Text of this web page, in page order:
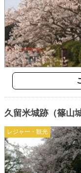
レジャー・観光
久留米城跡（篠山